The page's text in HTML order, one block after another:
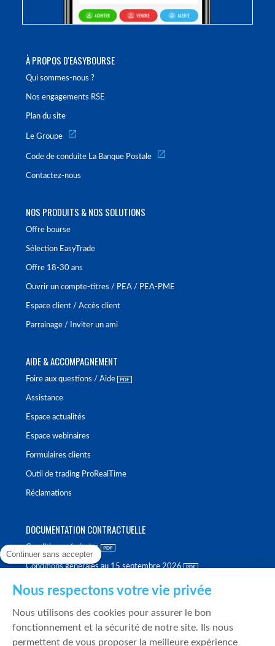
À PROPOS D'EASYBOURSE
Qui sommes-nous ?
Nos engagements RSE
Plan du site
Le Groupe
Code de conduite La Banque Postale
Contactez-nous
NOS PRODUITS & NOS SOLUTIONS
Offre bourse
Sélection EasyTrade
Offre 18-30 ans
Ouvrir un compte-titres / PEA / PEA-PME
Espace client / Accès client
Parrainage / Inviter un ami
AIDE & ACCOMPAGNEMENT
Foire aux questions / Aide
Assistance
Espace actualités
Espace webinaires
Formulaires clients
Outil de trading ProRealTime
Réclamations
DOCUMENTATION CONTRACTUELLE
Conditions générales
Conditions générales au 15 septembre 2026
Politique de meilleure sélection
Politique de durabilité
Continuer sans accepter
Nous respectons votre vie privée
Nous utilisons des cookies pour assurer le bon
fonctionnement et la sécurité de notre site. Ils nous
permettent de vous proposer la meilleure expérience